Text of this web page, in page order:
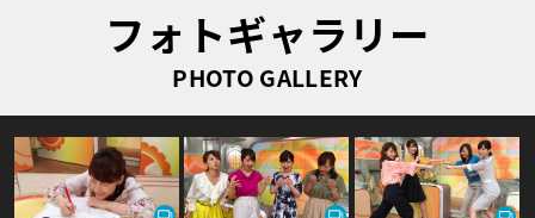
フォトギャラリー
PHOTO GALLERY